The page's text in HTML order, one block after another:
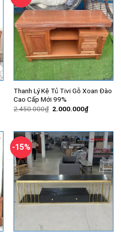
Thanh Lý Kệ Tủ Tivi Gỗ Xoan Đào
Cao Cấp Mới 99%
2.450.000₫ Giá
2.000.000₫Giá
hiện
-15%